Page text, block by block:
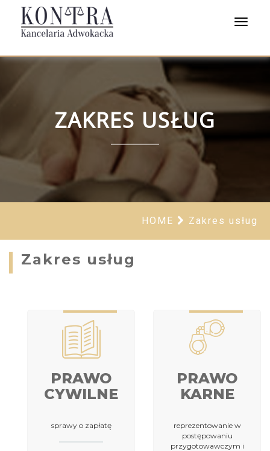
Toggle
ZAKRES USŁUG
HOME Zakres usług
Zakres usług
PRAWO
CYWILNE
sprawy o zapłatę
PRAWO
KARNE
reprezentowanie w
postępowaniu
przygotowawczym i